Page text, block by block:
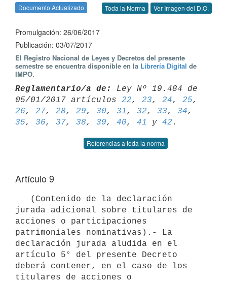
Documento Actualizado Toda la Norma Ver Imagen del D.O.
Promulgación: 26/06/2017
Publicación: 03/07/2017
El Registro Nacional de Leyes y Decretos del presente
semestre se encuentra disponible en la Librería Digital de
IMPO.
Reglamentario/a de:
Ley Nº 19.484 de
05/01/2017 artículos 22, 23, 24, 25
26, 27, 28, 29, 30, 31 , 32, 33, 34
35, 36, 37, 38, 39, 40, 41 y 42
Referencias a toda la norma
Artículo 9
jurada adicional sobre titulares de
acciones o participaciones
patrimoniales nominativas).- La
declaración jurada aludida en el
artículo 5° del presente Decreto
deberá contener, en el caso de los
titulares de acciones o